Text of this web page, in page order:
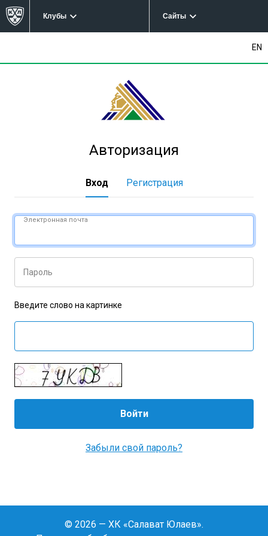
Клубы Сайты
EN
Авторизация
Вход Регистрация
Электронная почта
Пароль
Введите слово на картинке
Забыли свой пароль?
© 2026 — ХК «Салават Юлаев».